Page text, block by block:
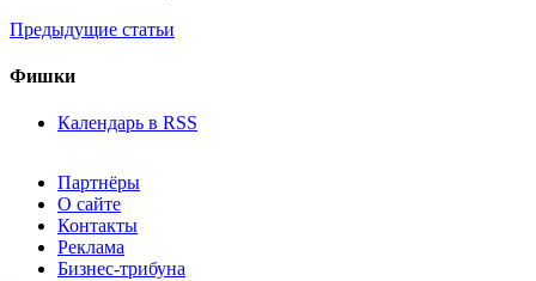
Предыдущие статьи
Фишки
Календарь в RSS
Партнёры
О сайте
Контакты
Реклама
Бизнес-трибуна